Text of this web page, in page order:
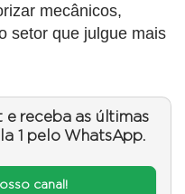
mecânicos,
setor que julgue mais
e receba as últimas
1 pelo WhatsApp.
canal!